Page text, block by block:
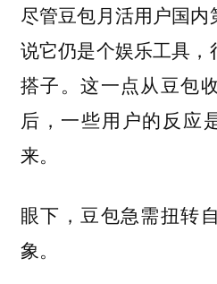
尽管豆包月活用户国
说它仍是个娱乐工具
搭子。这一点从豆包
后，一些用户的反应
来。
眼下，豆包急需扭转
象。